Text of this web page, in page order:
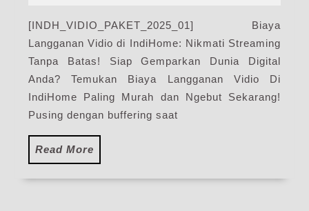
|
Harga
Paket
Pasang
WiFi
IndiHome
[INDH_VIDIO_PAKET_2025_01] Biaya
Langganan Vidio di IndiHome: Nikmati Streaming
Tanpa Batas! Siap Gemparkan Dunia Digital
Anda? Temukan Biaya Langganan Vidio Di
IndiHome Paling Murah dan Ngebut Sekarang!
Pusing dengan buffering saat
Read More
More